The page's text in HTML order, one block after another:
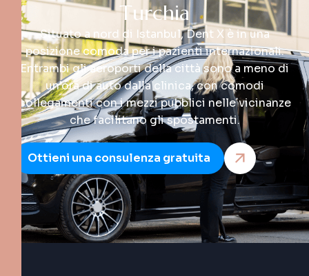
Turchia
Situato a nord di Istanbul, Dent X è in una
posizione comoda per i pazienti internazionali.
Entrambi gli aeroporti della città sono a meno di
un’ora di auto dalla clinica, con comodi
collegamenti con i mezzi pubblici nelle vicinanze
che facilitano gli spostamenti.
Ottieni una consulenza gratuita